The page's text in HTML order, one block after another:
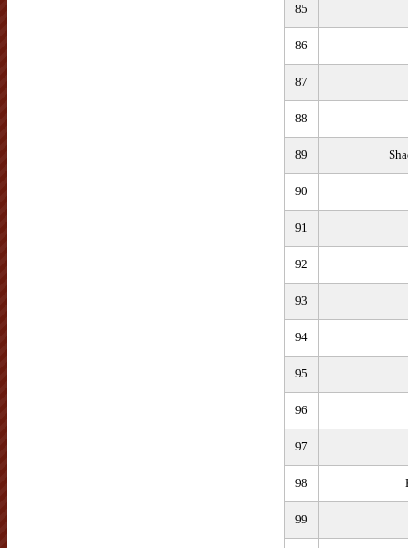
85
86
87
88
89
90
91
92
93
94
95
96
97
98
99